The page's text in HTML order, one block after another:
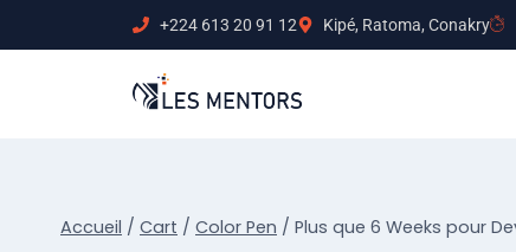
+224 613 20 91 12 Kipé, Ratoma, Conakry
Accueil / Cart / Color Pen / Plus que 6 Weeks pour